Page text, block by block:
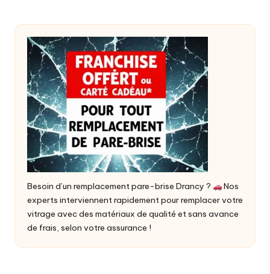
publications
Besoin d’un remplacement pare-brise Drancy ?
Nos
experts interviennent rapidement pour remplacer votre
vitrage avec des matériaux de qualité et sans avance
de frais, selon votre assurance !